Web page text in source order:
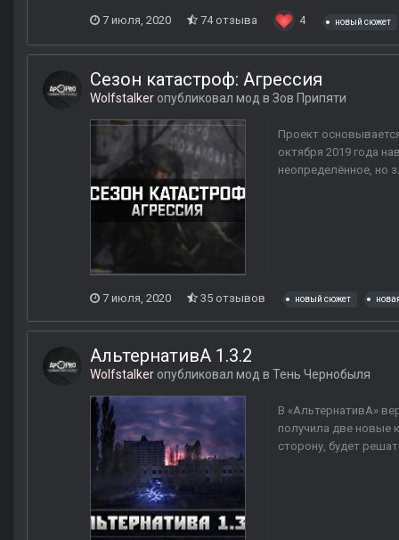
7 июля, 2020 74 отзыва 4 новый сюжет
Сезон катастроф: Агрессия
Wolfstalker опубликовал мод в Зов Припяти
Проект
октября 2019 года
неопределённое, но
7 июля, 2020 35 отзывов новый сюжет
АльтернативА 1.3.2
Wolfstalker опубликовал мод в Тень Чернобыля
В «АльтернативА»
получила две новые
сторону, будет